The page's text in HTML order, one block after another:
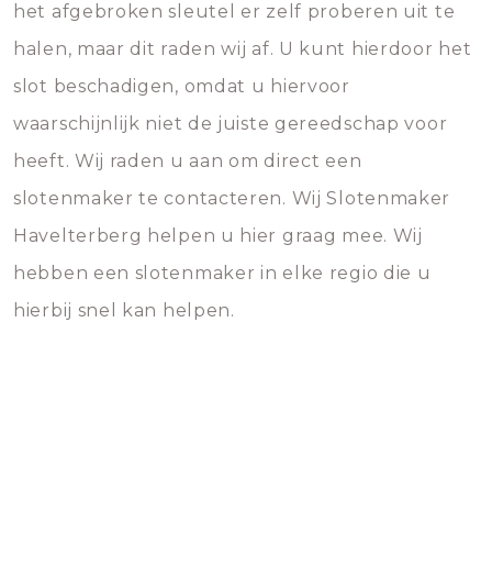
het afgebroken sleutel er zelf proberen uit te
halen, maar dit raden wij af. U kunt hierdoor het
slot beschadigen, omdat u hiervoor
waarschijnlijk niet de juiste gereedschap voor
heeft. Wij raden u aan om direct een
slotenmaker te contacteren. Wij Slotenmaker
Havelterberg helpen u hier graag mee. Wij
hebben een slotenmaker in elke regio die u
hierbij snel kan helpen.